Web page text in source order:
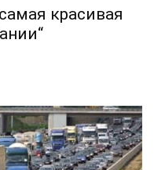
красивая